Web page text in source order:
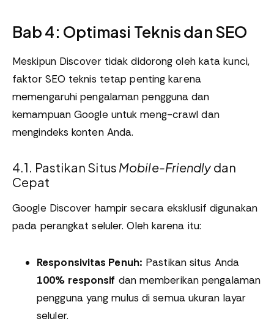
Bab 4: Optimasi Teknis dan SEO
Meskipun Discover tidak didorong oleh kata kunci,
faktor SEO teknis tetap penting karena
memengaruhi pengalaman pengguna dan
kemampuan Google untuk meng-crawl dan
mengindeks konten Anda.
4.1. Pastikan Situs Mobile-Friendly dan
Cepat
Google Discover hampir secara eksklusif digunakan
pada perangkat seluler. Oleh karena itu:
Responsivitas Penuh: Pastikan situs Anda
100% responsif dan memberikan pengalaman
pengguna yang mulus di semua ukuran layar
seluler.